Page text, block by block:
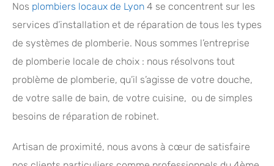
Nos plombiers locaux de Lyon 4 se concentrent sur les
services d’installation et de réparation de tous les types
de systèmes de plomberie. Nous sommes l’entreprise
de plomberie locale de choix : nous résolvons tout
problème de plomberie, qu’il s’agisse de votre douche,
de votre salle de bain, de votre cuisine, ou de simples
besoins de réparation de robinet.
Artisan de proximité, nous avons à cœur de satisfaire